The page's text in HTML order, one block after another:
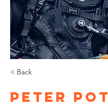
< Back
Peter Pot